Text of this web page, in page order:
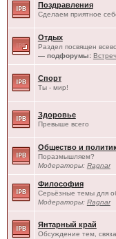
Поздравления
Сделаем приятное
Отдых
Раздел посвящен
— подфорумы:
Спорт
Ты - мир!
Здоровье
Превыше всего
Общество и
Поразмышляем?
Модераторы: Ragnar
Философия
Серьёзные темы для
Модераторы: Ragnar
Янтарный край
Обсуждение тем,